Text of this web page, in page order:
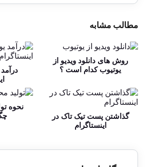
مطالب مشابه
روش های دانلود ویدیو از
یوتیوب کدام است ؟
گذاشتن پست تیک تاک در
اینستاگرام
نحوه